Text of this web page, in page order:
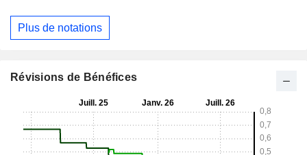
Plus de notations
Révisions de Bénéfices